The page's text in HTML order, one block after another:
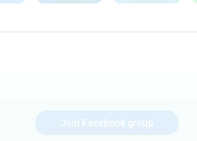
Join Facebook group